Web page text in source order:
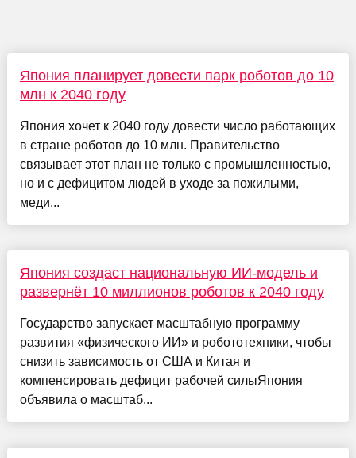
Япония планирует довести парк роботов до 10
млн к 2040 году
Япония хочет к 2040 году довести число работающих
в стране роботов до 10 млн. Правительство
связывает этот план не только с промышленностью,
но и с дефицитом людей в уходе за пожилыми,
меди...
Япония создаст национальную ИИ-модель и
развернёт 10 миллионов роботов к 2040 году
Государство запускает масштабную программу
развития «физического ИИ» и робототехники, чтобы
снизить зависимость от США и Китая и
компенсировать дефицит рабочей силыЯпония
объявила о масштаб...